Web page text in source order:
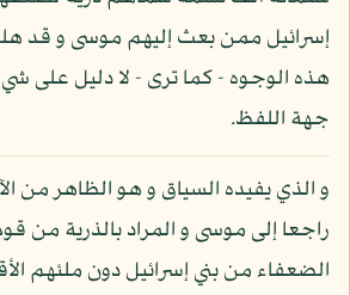
إسرائيل ممن بعث إليهم موسى و قد
هذه الوجوه - كما ترى - لا دليل على
جهة اللفظ.
و الذي يفيده السياق و هو الظاهر من
راجعا إلى موسى و المراد بالذرية
الضعفاء من بني إسرائيل دون ملئهم